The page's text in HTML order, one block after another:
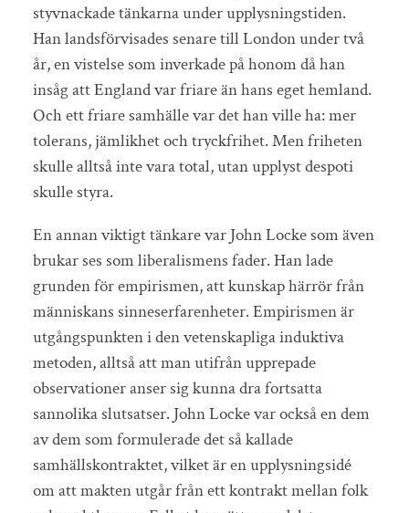
styvnackade tänkarna under upplysningstiden.
Han landsförvisades senare till London under två
år, en vistelse som inverkade på honom då han
insåg att England var friare än hans eget hemland.
Och ett friare samhälle var det han ville ha: mer
tolerans, jämlikhet och tryckfrihet. Men friheten
skulle alltså inte vara total, utan upplyst despoti
skulle styra.
En annan viktigt tänkare var John Locke som även
brukar ses som liberalismens fader. Han lade
grunden för empirismen, att kunskap härrör från
människans sinneserfarenheter. Empirismen är
utgångspunkten i den vetenskapliga induktiva
metoden, alltså att man utifrån upprepade
observationer anser sig kunna dra fortsatta
sannolika slutsatser. John Locke var också en dem
av dem som formulerade det så kallade
samhällskontraktet, vilket är en upplysningsidé
om att makten utgår från ett kontrakt mellan folk